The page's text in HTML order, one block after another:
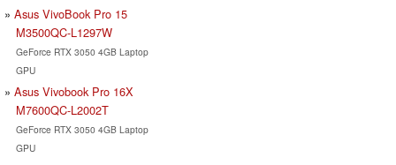
Asus VivoBook Pro 15
M3500QC-L1297W
GeForce RTX 3050 4GB Laptop
GPU
Asus Vivobook Pro 16X
M7600QC-L2002T
GeForce RTX 3050 4GB Laptop
GPU